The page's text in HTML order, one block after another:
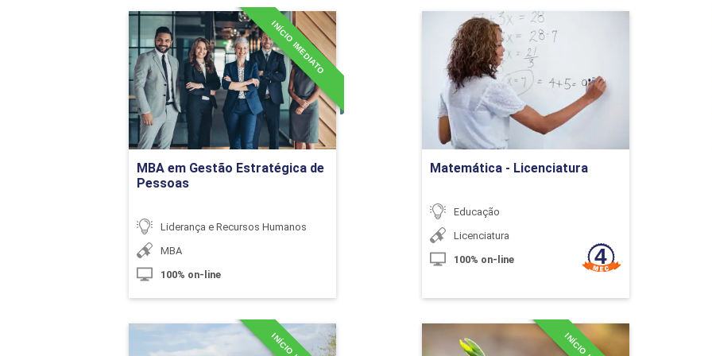
Logística no Agronegócio
Análise Estratégica em Agronegócios
Evolução Tecnológica no Agronegócio
Marketing no Agronegócio
Tópicos Avançados em Finanças Empresariais
Módulos
Introdução a Finanças
MBA em Gestão Estratégica de
Pessoas
INÍCIO IMEDIATO
Liderança e Recursos Humanos
MBA
100% on-line
MBA em Gestão
Estratégica de Pessoas
Detalhes do curso
Ir para Inscrição
Matemática - Licenciatura
Educação
Licenciatura
100% on-line
Matemática - Licenciatura
Detalhes do curso
Ir para Inscrição
Especialização em
Especialização em